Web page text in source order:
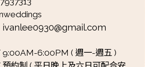
ivanlee0930@gmail.com
9:00AM-6:00PM ( 週一-週五 )